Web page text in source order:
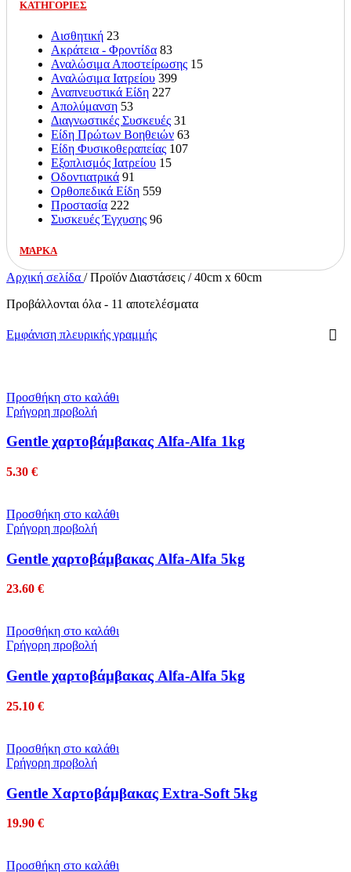
ΚΑΤΗΓΟΡΙΕΣ
Αισθητική 23
Ακράτεια - Φροντίδα 83
Αναλώσιμα Αποστείρωσης 15
Αναλώσιμα Ιατρείου 399
Αναπνευστικά Είδη 227
Απολύμανση 53
Διαγνωστικές Συσκευές 31
Είδη Πρώτων Βοηθειών 63
Είδη Φυσικοθεραπείας 107
Εξοπλισμός Ιατρείου 15
Οδοντιατρικά 91
Ορθοπεδικά Είδη 559
Προστασία 222
Συσκευές Έγχυσης 96
ΜΑΡΚΑ
Αρχική σελίδα / Προϊόν Διαστάσεις / 40cm x 60cm
Προβάλλονται όλα - 11 αποτελέσματα
Εμφάνιση πλευρικής γραμμής
Προσθήκη στο καλάθι
Γρήγορη προβολή
Gentle χαρτοβάμβακας Alfa-Alfa 1kg
5.30 €
Προσθήκη στο καλάθι
Γρήγορη προβολή
Gentle χαρτοβάμβακας Alfa-Alfa 5kg
23.60 €
Προσθήκη στο καλάθι
Γρήγορη προβολή
Gentle χαρτοβάμβακας Alfa-Alfa 5kg
25.10 €
Προσθήκη στο καλάθι
Γρήγορη προβολή
Gentle Χαρτοβάμβακας Extra-Soft 5kg
19.90 €
Προσθήκη στο καλάθι